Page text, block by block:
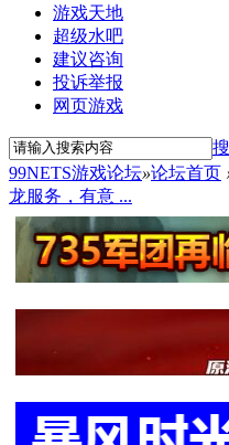
游戏天地
超级水吧
建议咨询
投诉举报
网页游戏
99NETS游戏论坛»论坛首页
龙服务，有意 ...